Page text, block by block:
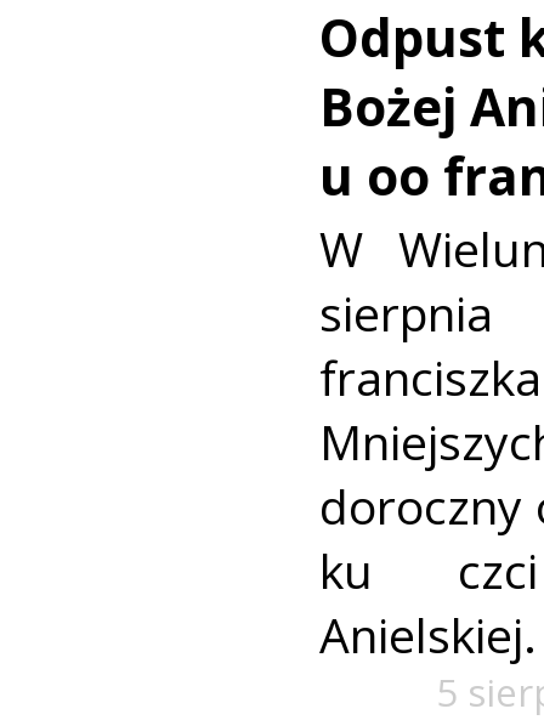
Odpust
Bożej
u oo
W
doroczny
ku
Anielskiej.
5